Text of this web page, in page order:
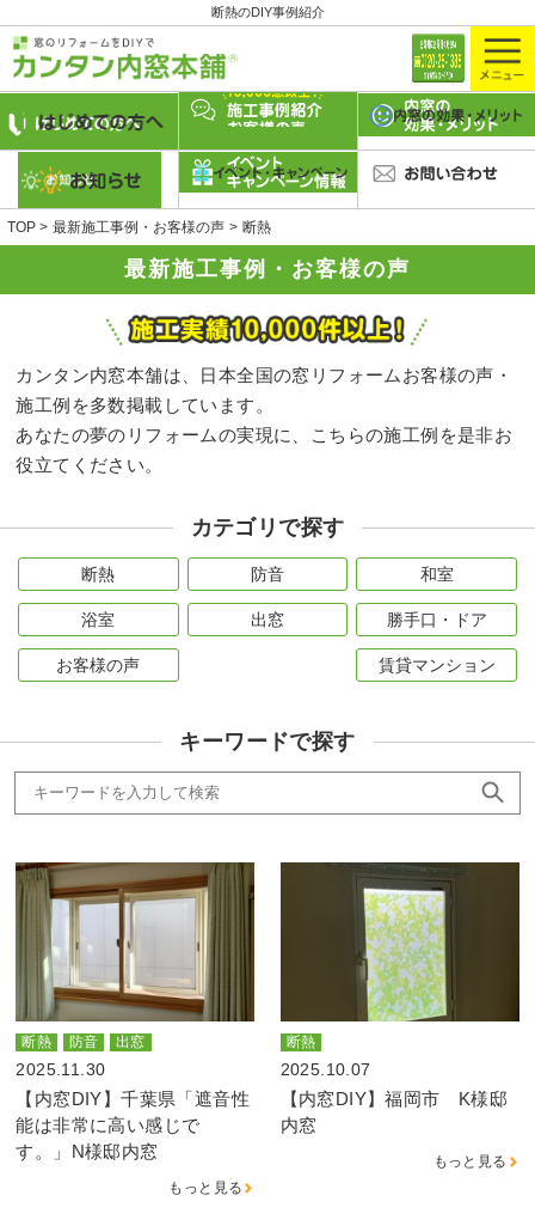
断熱のDIY事例紹介
最新施工事例・お客様の声
TOP 最新施工事例・お客様の声 断熱
カンタン内窓本舗は、日本全国の窓リフォームお客様の声・
施工例を多数掲載しています。
あなたの夢のリフォームの実現に、こちらの施工例を是非お
役立てください。
カテゴリで探す
断熱 防音 和室
浴室 出窓 勝手口・ドア
お客様の声 賃貸マンション
キーワードで探す
断熱 防音 出窓
2025.11.30
【内窓DIY】千葉県「遮音性
能は非常に高い感じで
す。」N様邸内窓
もっと見る
断熱
2025.10.07
【内窓DIY】福岡市 K様邸
内窓
もっと見る